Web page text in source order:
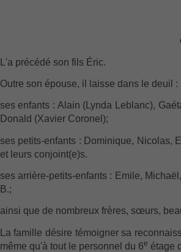
L'a précédé son fils Éric.
Outre son épouse, il laisse dans le deuil :
ses enfants : Alain (Lynda Leblanc),
Donald (Xavier Coronel);
ses petits-enfants : Dominique, Nicolas,
et leurs conjoint(e)s.
ses arrière-petits-enfants : Emile,
B.;
ainsi que de nombreux frères, sœurs,
La famille désire témoigner sa
même qu'à tout le personnel du 6e étage